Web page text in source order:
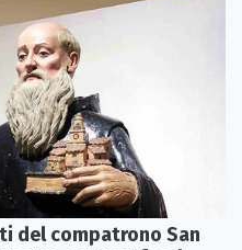
del compatrono San